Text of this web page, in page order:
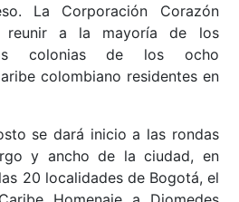
La Corporación Corazón
reunir a la mayoría de los
colonias de los ocho
colombiano residentes en
se dará inicio a las rondas
y ancho de la ciudad, en
20 localidades de Bogotá, el